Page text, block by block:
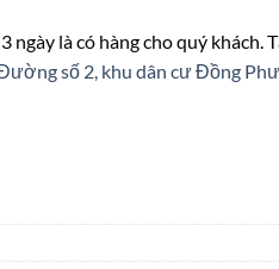
ngày là có hàng cho quý
số 2, khu dân cư Đồng